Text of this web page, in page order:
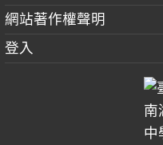
網站著作權聲明
登入